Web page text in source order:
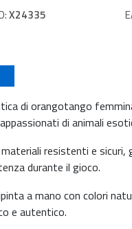
X24335
di orangotango
di animali
resistenti e sicuri,
durante il gioco.
a mano con colori
e autentico.